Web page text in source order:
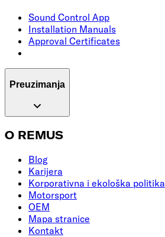
Sound Control App
Installation Manuals
Approval Certificates
Preuzimanja
O REMUS
Blog
Karijera
Korporativna i ekološka politika
Motorsport
OEM
Mapa stranice
Kontakt